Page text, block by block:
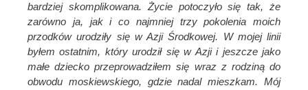
bardziej skomplikowana. Życie potoczyło się tak, że
zarówno ja, jak i co najmniej trzy pokolenia moich
przodków urodziły się w Azji Środkowej. W mojej linii
byłem ostatnim, który urodził się w Azji i jeszcze jako
małe dziecko przeprowadziłem się wraz z rodziną do
obwodu moskiewskiego, gdzie nadal mieszkam. Mój